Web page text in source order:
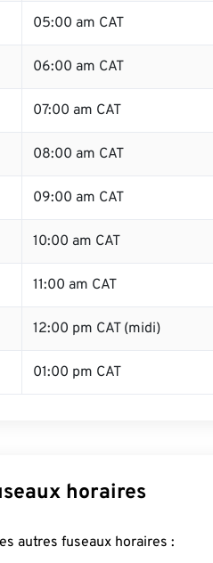
05:00 am CAT
06:00 am CAT
07:00 am CAT
08:00 am CAT
09:00 am CAT
10:00 am CAT
11:00 am CAT
12:00 pm CAT (midi)
01:00 pm CAT
horaires
autres fuseaux horaires :